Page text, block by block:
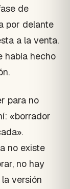
de
por delante
a la venta.
había hecho
para no
«borrador
no existe
no hay
versión